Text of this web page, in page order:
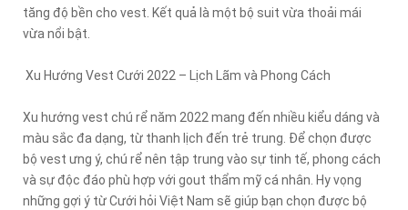
tăng độ bền cho vest. Kết quả là một bộ suit vừa thoải mái
vừa nổi bật.
Xu Hướng Vest Cưới 2022 – Lịch Lãm và Phong Cách
Xu hướng vest chú rể năm 2022 mang đến nhiều kiểu dáng và
màu sắc đa dạng, từ thanh lịch đến trẻ trung. Để chọn được
bộ vest ưng ý, chú rể nên tập trung vào sự tinh tế, phong cách
và sự độc đáo phù hợp với gout thẩm mỹ cá nhân. Hy vọng
những gợi ý từ Cưới hỏi Việt Nam sẽ giúp bạn chọn được bộ